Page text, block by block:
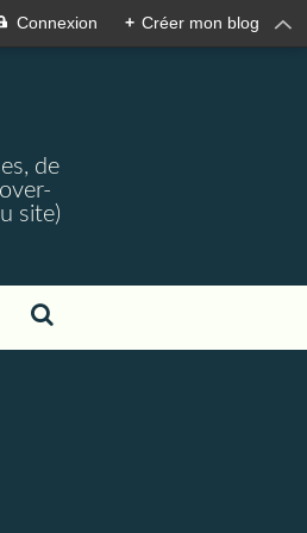
Connexion + Créer mon blog
de
site)